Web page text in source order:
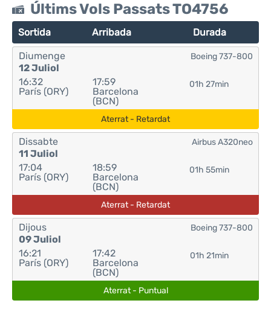
Últims Vols Passats TO4756
Sortida Arribada Durada
Diumenge
12 Juliol
16:32
París (ORY)
17:59
Barcelona
(BCN)
01h 27min
Boeing 737-800
Aterrat - Retardat
Dissabte
11 Juliol
17:04
París (ORY)
18:59
Barcelona
(BCN)
01h 55min
Airbus A320neo
Aterrat - Retardat
Dijous
09 Juliol
16:21
París (ORY)
17:42
Barcelona
(BCN)
01h 21min
Boeing 737-800
Aterrat - Puntual